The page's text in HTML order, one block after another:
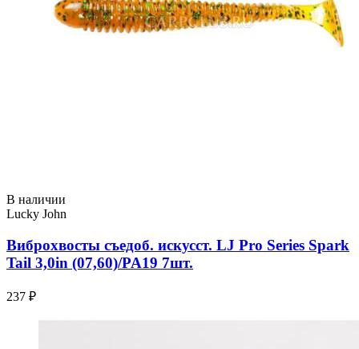
В наличии
Lucky John
Виброхвосты съедоб. искусст. LJ Pro Series Spark
Tail 3,0in (07,60)/PA19 7шт.
237 ₽